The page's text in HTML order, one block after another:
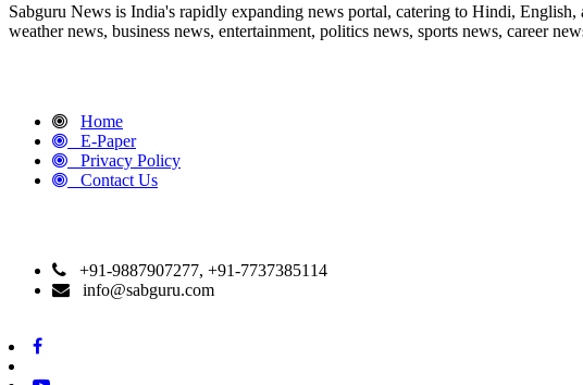
Sabguru News is India's rapidly expanding news portal, catering to Hindi,
weather news, business news, entertainment, politics news, sports news, career
Home
E-Paper
Privacy Policy
Contact Us
+91-9887907277, +91-7737385114
info@sabguru.com